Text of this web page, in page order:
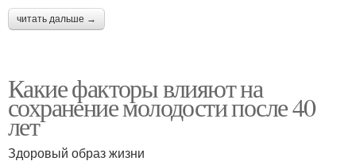
читать дальше →
Какие факторы влияют на
сохранение молодости после 40
лет
Здоровый образ жизни